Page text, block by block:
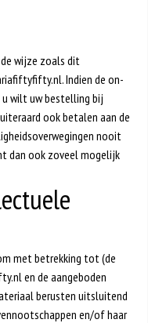
wijze zoals dit
Indien de on-
wilt uw bestelling bij
ook betalen aan de
nooit
dan ook zoveel mogelijk
met betrekking tot (de
en de aangeboden
berusten uitsluitend
en/of haar